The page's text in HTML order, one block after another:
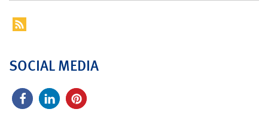
SOCIAL MEDIA